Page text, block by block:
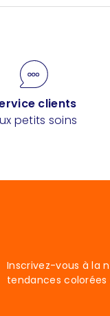
clients
petits soins
Inscrivez-vous à la
tendances